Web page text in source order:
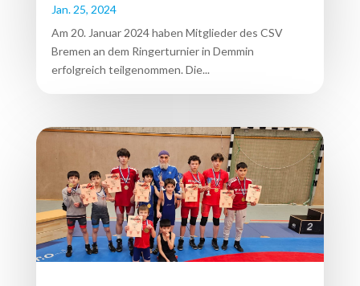
Jan. 25, 2024
Am 20. Januar 2024 haben Mitglieder des CSV
Bremen an dem Ringerturnier in Demmin
erfolgreich teilgenommen. Die...